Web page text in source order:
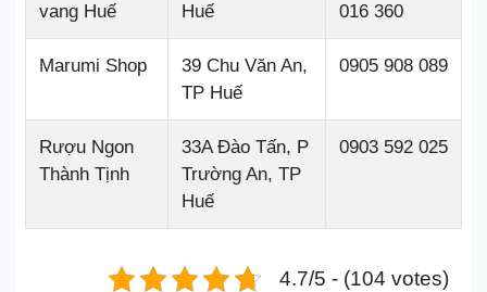
vang Huế
Huế
016 360
Marumi Shop
39 Chu Văn An,
TP Huế
0905 908 089
Rượu Ngon
Thành Tịnh
33A Đào Tấn, P
Trường An, TP
Huế
0903 592 025
4.7/5 - (104 votes)